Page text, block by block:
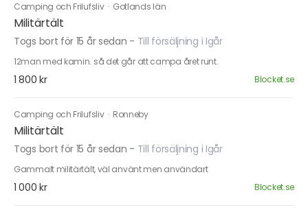
Camping och Frilufsliv · Gotlands län
Militärtält
Togs bort för 15 år sedan - Till försäljning i Igår
12man med kamin. så det går att campa året runt.
1 800 kr Blocket.se
Camping och Frilufsliv · Ronneby
Militärtält
Togs bort för 15 år sedan - Till försäljning i Igår
Gammalt militärtält, väl använt men användart
1 000 kr Blocket.se